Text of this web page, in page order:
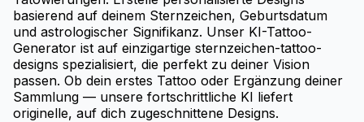
basierend auf deinem Sternzeichen, Geburtsdatum
und astrologischer Signifikanz. Unser KI-Tattoo-
Generator ist auf einzigartige sternzeichen-tattoo-
designs spezialisiert, die perfekt zu deiner Vision
passen. Ob dein erstes Tattoo oder Ergänzung deiner
Sammlung — unsere fortschrittliche KI liefert
originelle, auf dich zugeschnittene Designs.